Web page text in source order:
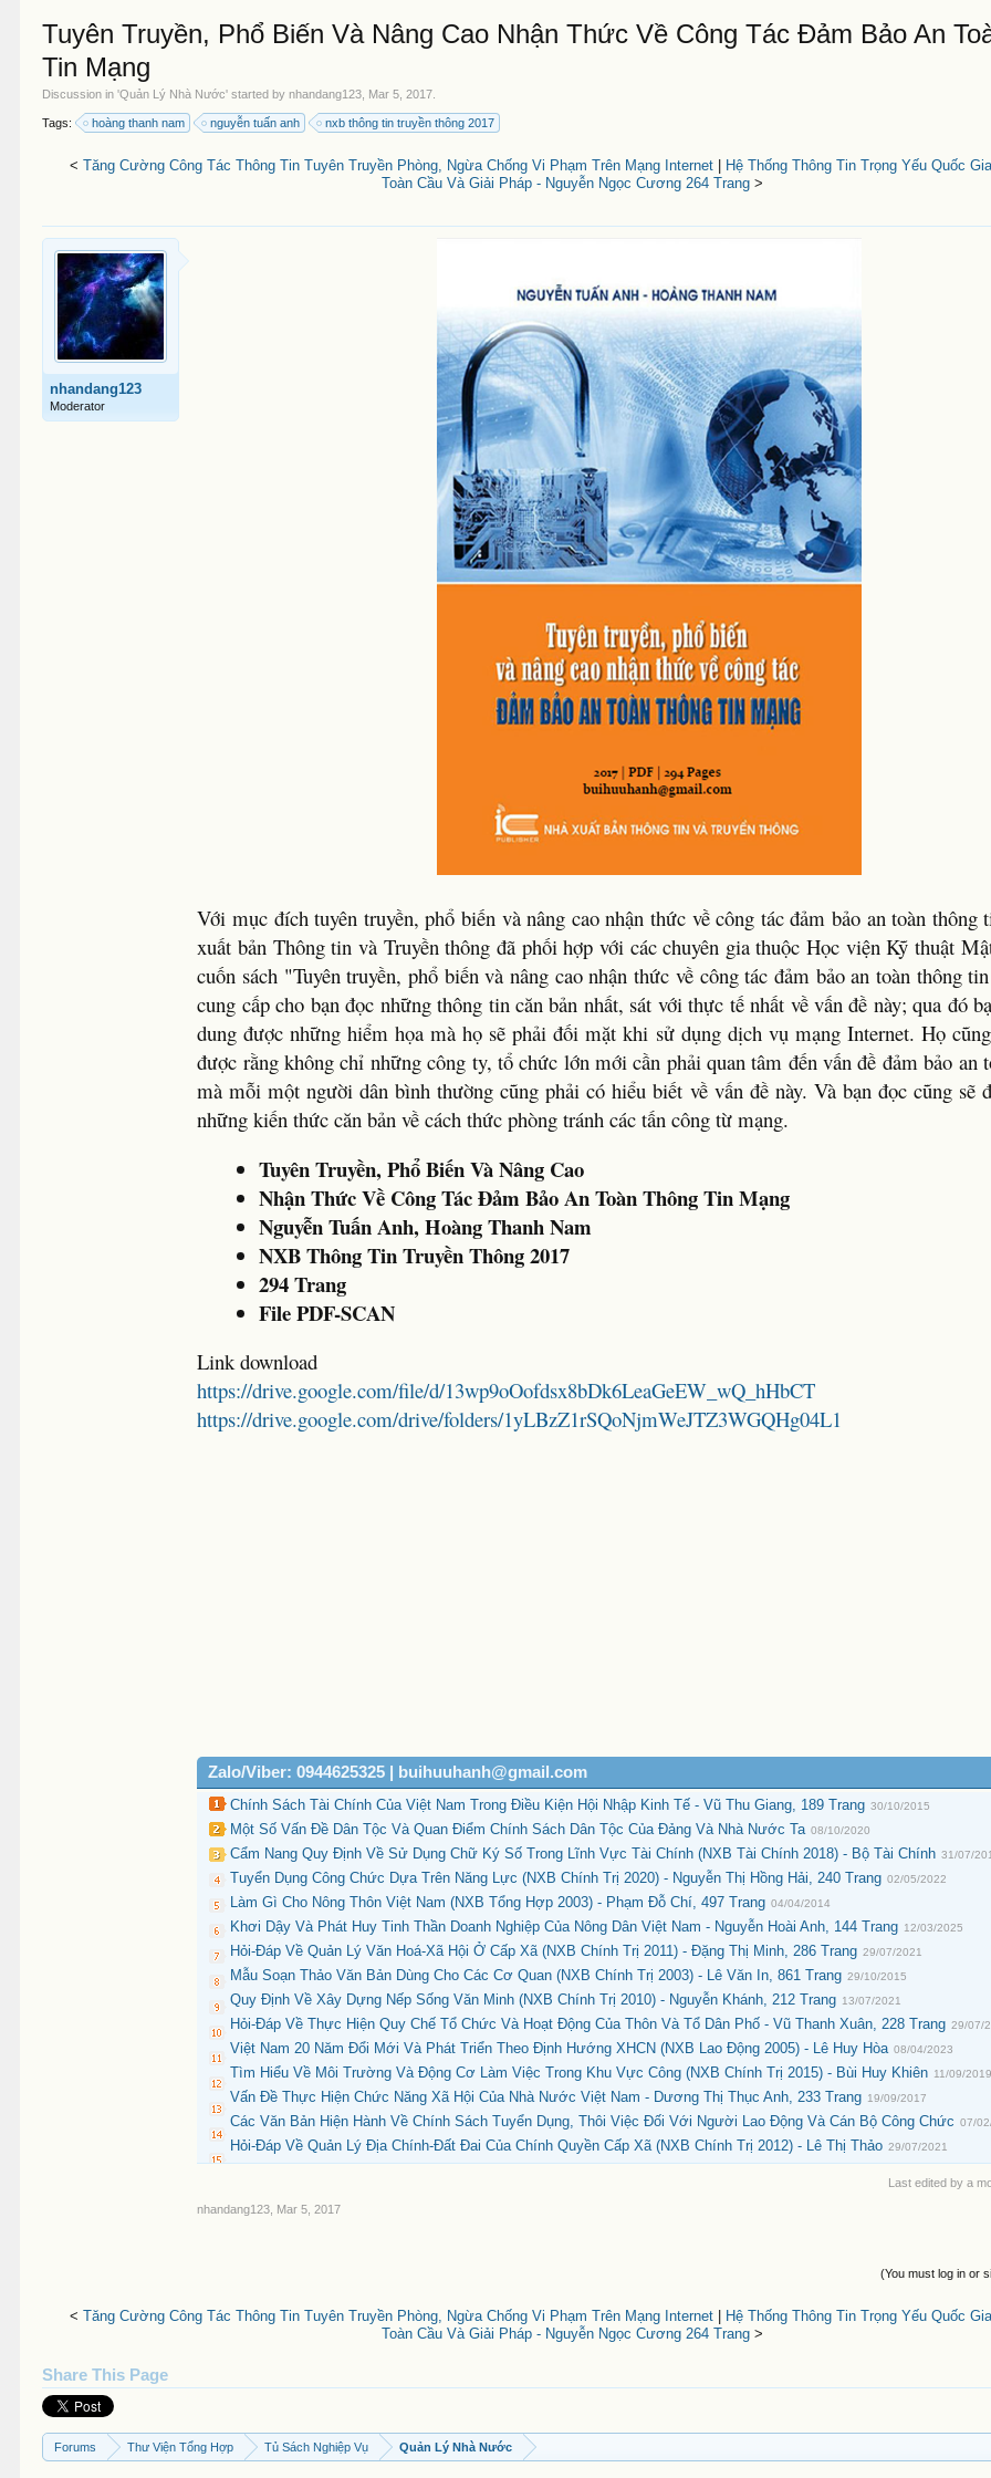
Tuyên Truyền, Phổ Biến Và Nâng Cao Nhận Thức Về Công Tác Đảm Bảo An
Tin Mạng
Discussion in 'Quản Lý Nhà Nước' started bynhandang123 Mar 5, 2017
Tags: hoàng thanh nam nguyễn tuấn anh nxb thông tin truyền thông 2017
< Tăng Cường Công Tác Thông Tin Tuyên Truyền Phòng, Ngừa Chống Vi Phạm Trên Mạng Internet|
Hệ Thống Thông Tin Trọng Yếu Quốc
Toàn Cầu Và Giải Pháp - Nguyễn Ngọc Cương 264 Trang>
nhandang123
Moderator
Với mục đích tuyên truyền, phổ biến và nâng cao nhận thức về công tác đảm bảo an toàn thông
xuất bản Thông tin và Truyền thông đã phối hợp với các chuyên gia thuộc Học viện Kỹ thuật
cuốn sách "Tuyên truyền, phổ biến và nâng cao nhận thức về công tác đảm bảo an toàn thông
cung cấp cho bạn đọc những thông tin căn bản nhất, sát với thực tế nhất về vấn đề này; qua đó
dung được những hiểm họa mà họ sẽ phải đối mặt khi sử dụng dịch vụ mạng Internet. Họ
được rằng không chỉ những công ty, tổ chức lớn mới cần phải quan tâm đến vấn đề đảm bảo an
mà mỗi một người dân bình thường cũng phải có hiểu biết về vấn đề này. Và bạn đọc cũng sẽ
những kiến thức căn bản về cách thức phòng tránh các tấn công từ mạng.
Tuyên Truyền, Phổ Biến Và Nâng Cao
Nhận Thức Về Công Tác Đảm Bảo An Toàn Thông Tin Mạng
Nguyễn Tuấn Anh, Hoàng Thanh Nam
NXB Thông Tin Truyền Thông 2017
294 Trang
File PDF-SCAN
Link download
https://drive.google.com/file/d/13wp9oOofdsx8bDk6LeaGeEW_wQ_hHbCT
https://drive.google.com/drive/folders/1yLBzZ1rSQoNjmWeJTZ3WGQHg04L1
Zalo/Viber: 0944625325 | buihuuhanh@gmail.com
Chính Sách Tài Chính Của Việt Nam Trong Điều Kiện Hội Nhập Kinh Tế - Vũ Thu Giang, 189 Trang 30/10/2015
Một Số Vấn Đề Dân Tộc Và Quan Điểm Chính Sách Dân Tộc Của Đảng Và Nhà Nước Ta 08/10/2020
Cẩm Nang Quy Định Về Sử Dụng Chữ Ký Số Trong Lĩnh Vực Tài Chính (NXB Tài Chính 2018) - Bộ Tài Chính 31/07/
Tuyển Dụng Công Chức Dựa Trên Năng Lực (NXB Chính Trị 2020) - Nguyễn Thị Hồng Hải, 240 Trang 02/05/2022
Làm Gì Cho Nông Thôn Việt Nam (NXB Tổng Hợp 2003) - Phạm Đỗ Chí, 497 Trang 04/04/2014
Khơi Dậy Và Phát Huy Tinh Thần Doanh Nghiệp Của Nông Dân Việt Nam - Nguyễn Hoài Anh, 144 Trang 12/03/2025
Hỏi-Đáp Về Quản Lý Văn Hoá-Xã Hội Ở Cấp Xã (NXB Chính Trị 2011) - Đặng Thị Minh, 286 Trang 29/07/2021
Mẫu Soạn Thảo Văn Bản Dùng Cho Các Cơ Quan (NXB Chính Trị 2003) - Lê Văn In, 861 Trang 29/10/2015
Quy Định Về Xây Dựng Nếp Sống Văn Minh (NXB Chính Trị 2010) - Nguyễn Khánh, 212 Trang 13/07/2021
Hỏi-Đáp Về Thực Hiện Quy Chế Tổ Chức Và Hoạt Động Của Thôn Và Tổ Dân Phố - Vũ Thanh Xuân, 228 Trang 29/07/
Việt Nam 20 Năm Đổi Mới Và Phát Triển Theo Định Hướng XHCN (NXB Lao Động 2005) - Lê Huy Hòa 08/04/2023
Tìm Hiểu Về Môi Trường Và Động Cơ Làm Việc Trong Khu Vực Công (NXB Chính Trị 2015) - Bùi Huy Khiên 11/09/
Vấn Đề Thực Hiện Chức Năng Xã Hội Của Nhà Nước Việt Nam - Dương Thị Thục Anh, 233 Trang 19/09/2017
Các Văn Bản Hiện Hành Về Chính Sách Tuyển Dụng, Thôi Việc Đối Với Người Lao Động Và Cán Bộ Công Chức 07/
Hỏi-Đáp Về Quản Lý Địa Chính-Đất Đai Của Chính Quyền Cấp Xã (NXB Chính Trị 2012) - Lê Thị Thảo 29/07/2021
Last edited by a
nhandang123
Mar 5, 2017
(You must log in or
< Tăng Cường Công Tác Thông Tin Tuyên Truyền Phòng, Ngừa Chống Vi Phạm Trên Mạng Internet|
Hệ Thống Thông Tin Trọng Yếu Quốc
Toàn Cầu Và Giải Pháp - Nguyễn Ngọc Cương 264 Trang>
Share This Page
Forums Thư Viện Tổng Hợp Tủ Sách Nghiệp Vụ Quản Lý Nhà Nước